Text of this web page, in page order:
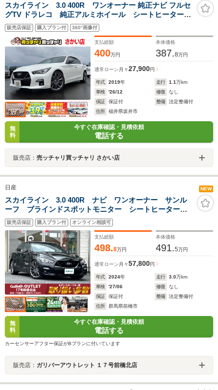
スカイライン 3.0 400R ワンオーナー 純正ナビ フルセ
グTV ドラレコ 純正アルミホイール シートヒーター
レザースポーツシート パワーシート フロアマット
パドルシフト 衝突軽減ブレーキ 全方位カメラ
ETC ウィンカーミラー
販売店保証 購入プラン付 360°画像付
支払総額
400万円
本体価格
387.8万円
通常ローン 月々27,900円
年式 2019年 走行 1.1万km
車検
'26/12 修復
なし
保証
保証付 整備
法定整備付
住所
福井県坂井市
無
料
今すぐ在庫確認・見積依頼
電話する
販売店： 売ッチャリ買ッチャリ さかい店
日産 NEW
スカイライン 3.0 400R ナビ ワンオーナー サンル
ーフ ブラインドスポットモニター シートヒーター
インテリジェントダイナミックサスペンション 純正ナ
ビ(BT/CD) クリアランスソナー デジタルインナーミラ
ー ドライブレコーダー
販売店保証 購入プラン付 オンライン相談可
支払総額
498.8万円
本体価格
491.5万円
通常ローン 月々57,800円
年式 2024年 走行 3.0万km
車検
'27/06 修復
なし
保証
保証付 整備
法定整備付
住所
群馬県前橋市
無
料
今すぐ在庫確認・見積依頼
電話する
カーセンサーアフター保証がBプランに付いています
販売店： ガリバーアウトレット １７号前橋北店